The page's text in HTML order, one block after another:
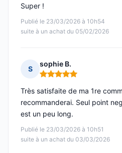
Publié le 23/03/2026 à 10h54
suite à un achat du 05/02/2026
Super !
S
sophie B.
Note : 5 sur 5
Publié le 23/03/2026 à 10h51
suite à un achat du 03/03/2026
Très satisfaite de ma 1re
recommanderai. Seul point
est un peu long.